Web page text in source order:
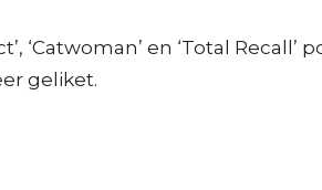
‘Catwoman’ en ‘Total Recall’
geliket.